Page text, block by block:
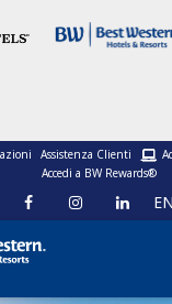
Assistenza Clienti
Accedi a BW Rewards®